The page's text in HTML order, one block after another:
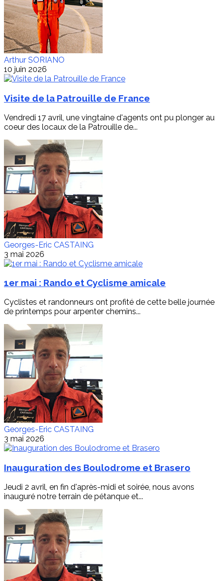
Arthur SORIANO
10 juin 2026
Visite de la Patrouille de France
Vendredi 17 avril, une vingtaine d'agents ont pu plonger au
coeur des locaux de la Patrouille de...
Georges-Eric CASTAING
3 mai 2026
1er mai : Rando et Cyclisme amicale
Cyclistes et randonneurs ont profité de cette belle journée
de printemps pour arpenter chemins...
Georges-Eric CASTAING
3 mai 2026
Inauguration des Boulodrome et Brasero
Jeudi 2 avril, en fin d'après-midi et soirée, nous avons
inauguré notre terrain de pétanque et...